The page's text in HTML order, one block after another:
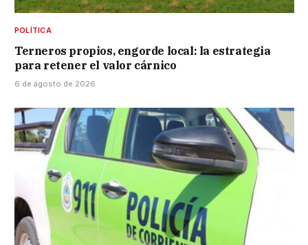
POLÍTICA
Terneros propios, engorde local: la estrategia
para retener el valor cárnico
6 de agosto de 2026